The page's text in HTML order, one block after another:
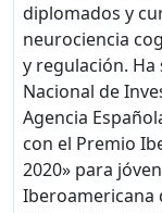
diplomados y
neurociencia
y regulación.
Nacional de
Agencia
con el Premio
2020» para
Iberoamericana